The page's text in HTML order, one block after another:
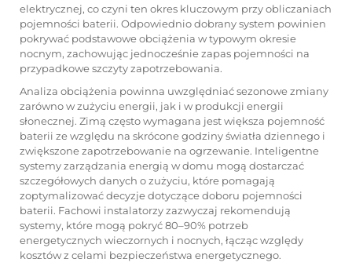
elektrycznej, co czyni ten okres kluczowym przy obliczaniach
pojemności baterii. Odpowiednio dobrany system powinien
pokrywać podstawowe obciążenia w typowym okresie
nocnym, zachowując jednocześnie zapas pojemności na
przypadkowe szczyty zapotrzebowania.
Analiza obciążenia powinna uwzględniać sezonowe zmiany
zarówno w zużyciu energii, jak i w produkcji energii
słonecznej. Zimą często wymagana jest większa pojemność
baterii ze względu na skrócone godziny światła dziennego i
zwiększone zapotrzebowanie na ogrzewanie. Inteligentne
systemy zarządzania energią w domu mogą dostarczać
szczegółowych danych o zużyciu, które pomagają
zoptymalizować decyzje dotyczące doboru pojemności
baterii. Fachowi instalatorzy zazwyczaj rekomendują
systemy, które mogą pokryć 80–90% potrzeb
energetycznych wieczornych i nocnych, łącząc względy
kosztów z celami bezpieczeństwa energetycznego.